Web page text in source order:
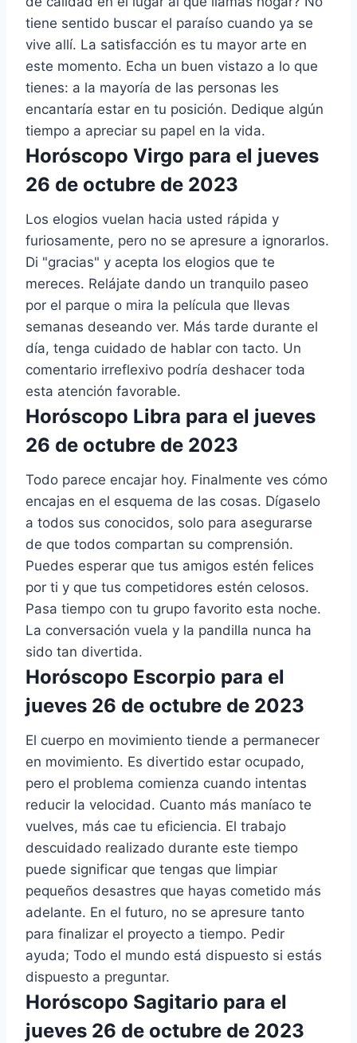
tiene sentido buscar el paraíso cuando ya se
vive allí. La satisfacción es tu mayor arte en
este momento. Echa un buen vistazo a lo que
tienes: a la mayoría de las personas les
encantaría estar en tu posición. Dedique algún
tiempo a apreciar su papel en la vida.
Horóscopo Virgo para el jueves
26 de octubre de 2023
Los elogios vuelan hacia usted rápida y
furiosamente, pero no se apresure a ignorarlos.
Di "gracias" y acepta los elogios que te
mereces. Relájate dando un tranquilo paseo
por el parque o mira la película que llevas
semanas deseando ver. Más tarde durante el
día, tenga cuidado de hablar con tacto. Un
comentario irreflexivo podría deshacer toda
esta atención favorable.
Horóscopo Libra para el jueves
26 de octubre de 2023
Todo parece encajar hoy. Finalmente ves cómo
encajas en el esquema de las cosas. Dígaselo
a todos sus conocidos, solo para asegurarse
de que todos compartan su comprensión.
Puedes esperar que tus amigos estén felices
por ti y que tus competidores estén celosos.
Pasa tiempo con tu grupo favorito esta noche.
La conversación vuela y la pandilla nunca ha
sido tan divertida.
Horóscopo Escorpio para el
jueves 26 de octubre de 2023
El cuerpo en movimiento tiende a permanecer
en movimiento. Es divertido estar ocupado,
pero el problema comienza cuando intentas
reducir la velocidad. Cuanto más maníaco te
vuelves, más cae tu eficiencia. El trabajo
descuidado realizado durante este tiempo
puede significar que tengas que limpiar
pequeños desastres que hayas cometido más
adelante. En el futuro, no se apresure tanto
para finalizar el proyecto a tiempo. Pedir
ayuda; Todo el mundo está dispuesto si estás
dispuesto a preguntar.
Horóscopo Sagitario para el
jueves 26 de octubre de 2023